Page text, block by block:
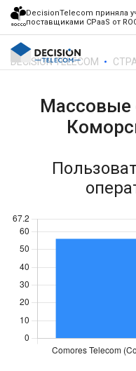
DecisionTelecom приняла
поставщиками CPaaS от
DECISION TELECOM
Массовые